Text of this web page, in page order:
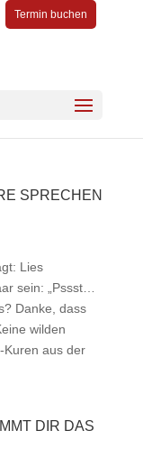
Termin buchen
SPRECHEN
Lies
sein: „Pssst…
Danke, dass
wilden
Kuren aus der
DIR DAS